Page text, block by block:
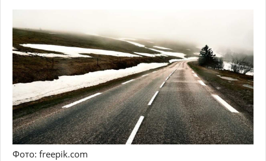
Фото: freepik.com